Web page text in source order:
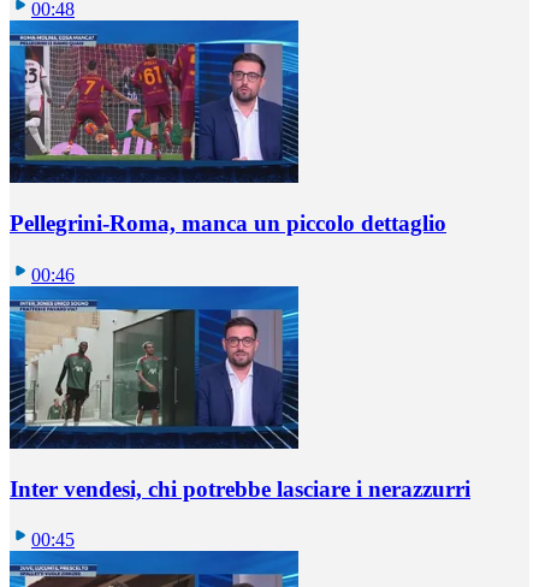
00:48
Pellegrini-Roma, manca un piccolo dettaglio
00:46
Inter vendesi, chi potrebbe lasciare i nerazzurri
00:45